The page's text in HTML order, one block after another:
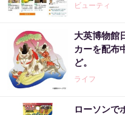
ビューティ
大英博物館
カーを配布
ど。
ライフ
ローソンで